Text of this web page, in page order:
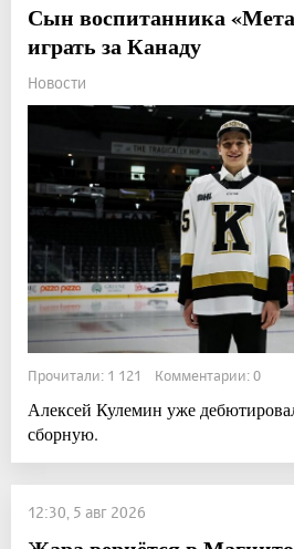
Сын воспитанника
играть за Канаду
Новости
Прочитали: 1 121 Комментарии: 0
Алексей Кулемин уже
сборную.
12:30, 5 авг 2026